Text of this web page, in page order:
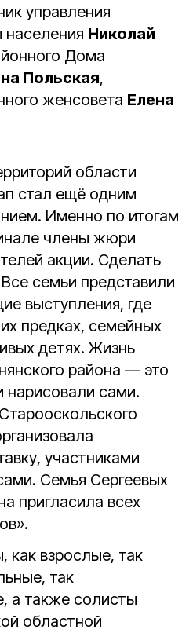
управления
Николай
Дома
Польская,
женсовета Елена
области
стал ещё одним
Именно по итогам
члены жюри
акции. Сделать
семьи представили
выступления, где
предках, семейных
детях. Жизнь
района — это
нарисовали сами.
участниками
Семья Сергеевых
пригласила всех
как взрослые, так
так
а также солисты
областной